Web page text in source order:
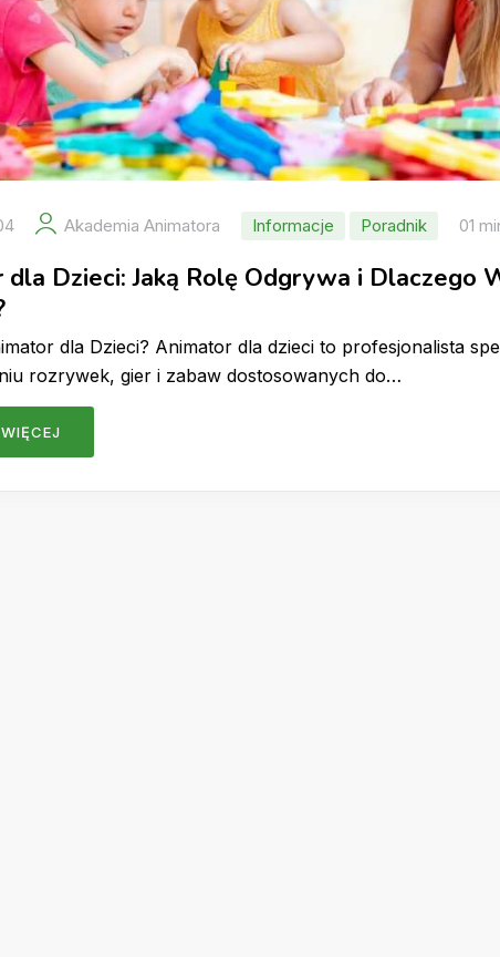
Akademia Animatora Informacje Poradnik 01
Dzieci: Jaką Rolę Odgrywa i Dlaczego
dla Dzieci? Animator dla dzieci to profesjonalista
rozrywek, gier i zabaw dostosowanych do…